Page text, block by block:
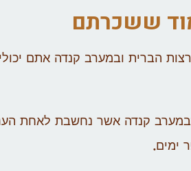
ששכרתם
הברית ובמערב קנדה אתם
קנדה אשר נחשבת לאחת
ימים.